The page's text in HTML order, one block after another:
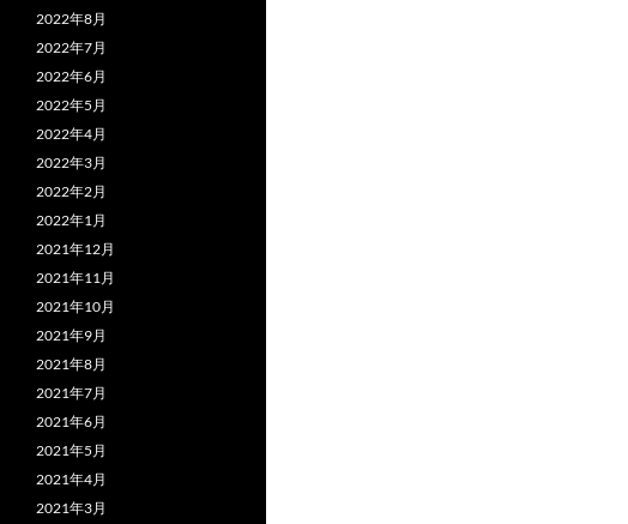
2022年8月
2022年7月
2022年6月
2022年5月
2022年4月
2022年3月
2022年2月
2022年1月
2021年12月
2021年11月
2021年10月
2021年9月
2021年8月
2021年7月
2021年6月
2021年5月
2021年4月
2021年3月